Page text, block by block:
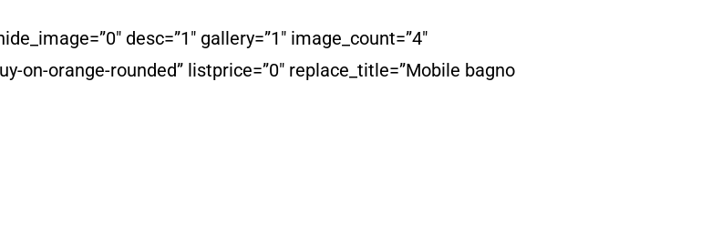
desc=”1″ gallery=”1″ image_count=”4″
on-orange-rounded” listprice=”0″ replace_title=”Mobile bagno